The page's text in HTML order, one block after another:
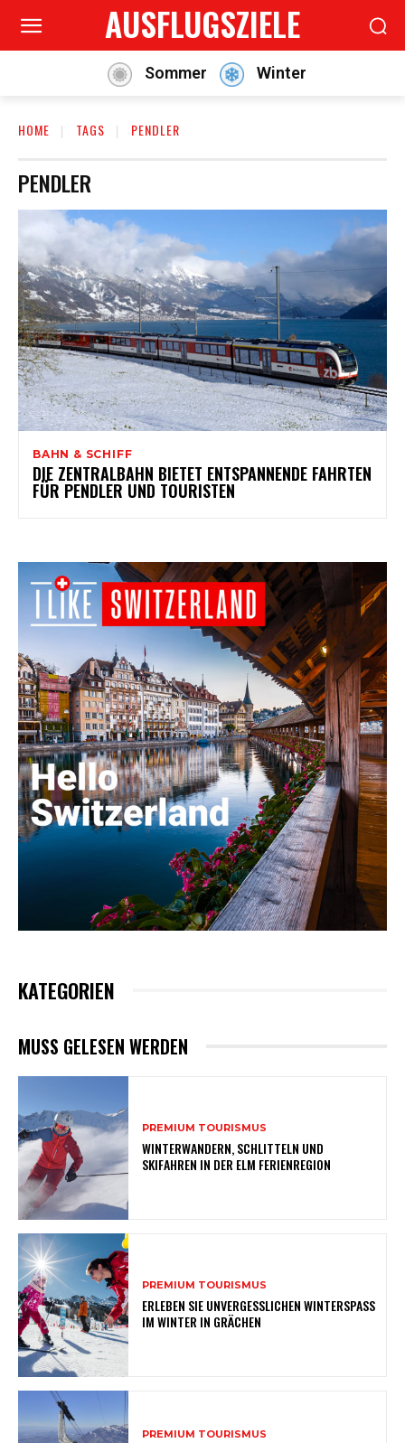
AUSFLUGSZIELE
Sommer Winter
HOME TAGS PENDLER
PENDLER
BAHN & SCHIFF
DIE ZENTRALBAHN BIETET ENTSPANNENDE FAHRTEN
FÜR PENDLER UND TOURISTEN
KATEGORIEN
MUSS GELESEN WERDEN
PREMIUM TOURISMUS
WINTERWANDERN, SCHLITTELN UND
SKIFAHREN IN DER ELM FERIENREGION
PREMIUM TOURISMUS
ERLEBEN SIE UNVERGESSLICHEN WINTERSPASS
IM WINTER IN GRÄCHEN
PREMIUM TOURISMUS